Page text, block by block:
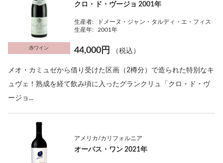
赤ワイン
クロ・ド・ヴージョ 2001年
生産者:
ドメーヌ・ジャン・タルディ・エ・フィス
生産年:
2001年
44,000円 （税込）
メオ・カミュゼから借り受けた区画（2樽分）で造られた特別なキ
ュヴェ！熟成を経て飲み頃に入ったグランクリュ「クロ・ド・ヴ
ージョ...
アメリカ/カリフォルニア
オーパス・ワン 2021年